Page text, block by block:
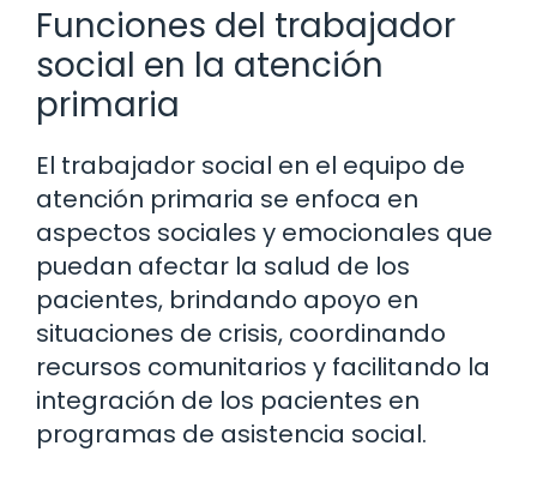
Funciones del trabajador
social en la atención
primaria
El trabajador social en el equipo de
atención primaria se enfoca en
aspectos sociales y emocionales que
puedan afectar la salud de los
pacientes, brindando apoyo en
situaciones de crisis, coordinando
recursos comunitarios y facilitando la
integración de los pacientes en
programas de asistencia social.